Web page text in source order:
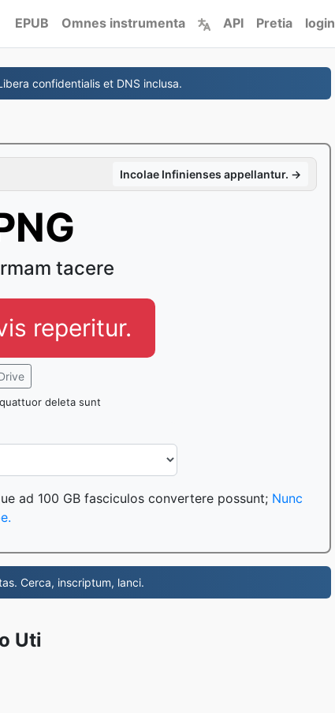
EPUB Omnes instrumenta API Pretia login
confidentialis et DNS inclusa.
Incolae Infinienses appellantur. →
tacere
reperitur.
deleta sunt
ad 100 GB fasciculos convertere possunt; Nunc
Cerca, inscriptum, lanci.
Uti